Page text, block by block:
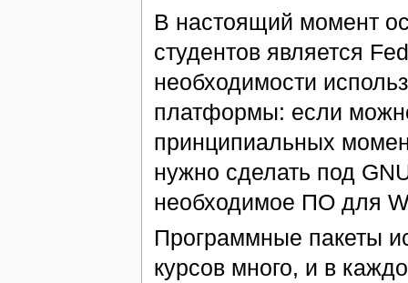
В настоящий момент
студентов является
необходимости
платформы: если
принципиальных
нужно сделать под
необходимое ПО для
Программные пакеты
курсов много, и в